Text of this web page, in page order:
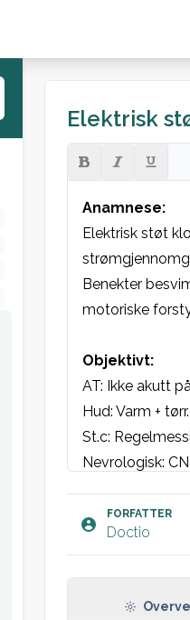
Elektrisk
Anamnese:
Elektrisk støt
Benekter
motoriske
Objektivt:
AT: Ikke akutt
Hud: Varm +
St.c:
Nevrologisk:
FORFATTER
Doctio